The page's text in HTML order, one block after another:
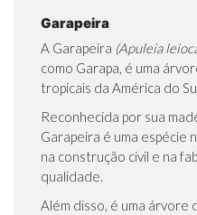
Garapeira
A Garapeira (Apuleia
como Garapa, é uma
tropicais da América do
Reconhecida por sua
Garapeira é uma espécie
na construção civil e na
qualidade.
Além disso, é uma árvore